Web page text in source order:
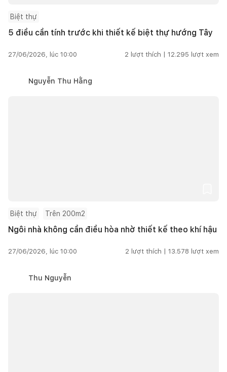
Biệt thự
5 điều cần tính trước khi thiết kế biệt thự hướng Tây
27/06/2026, lúc 10:00 2 lượt thích | 12.295 lượt xem
Nguyễn Thu Hằng
Biệt thự Trên 200m2
Ngôi nhà không cần điều hòa nhờ thiết kế theo khí hậu
27/06/2026, lúc 10:00 2 lượt thích | 13.578 lượt xem
Thu Nguyễn